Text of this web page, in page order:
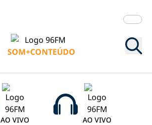
SOM+CONTEÚDO
AO VIVO AO VIVO